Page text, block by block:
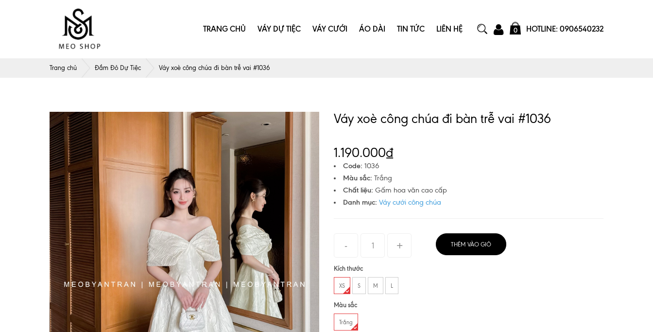
TRANG CHỦ VÁY DỰ TIỆC VÁY CƯỚI ÁO DÀI TIN TỨC LIÊN HỆ 0 HOTLINE: 0906540232
Trang chủ Đầm Đỏ Dự Tiệc Váy xoè công chúa đi bàn trễ vai #1036
Váy xoè công chúa đi bàn trễ vai #1036
1.190.000₫
Code: 1036
Màu sắc: Trắng
Chất liệu: Gấm hoa văn cao cấp
Danh mục: Váy cưới công chúa
Kích thước
XS S M L
Màu sắc
Trắng
THÊM VÀO GIỎ